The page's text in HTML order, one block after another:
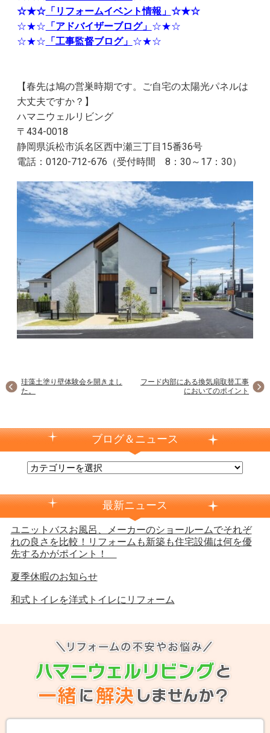
☆★☆「リフォームイベント情報」 ☆★☆
☆★☆ 「アドバイザーブログ」 ☆★☆
☆★☆ 「工事監督ブログ」 ☆★☆
【春先は鳩の営巣時期です。ご自宅の太陽光パネルは
大丈夫ですか？】
ハマニウェルリビング
〒434-0018
静岡県浜松市浜名区西中瀬三丁目15番36号
電話：0120-712-676（受付時間 8：30～17：30）
珪藻土塗り壁体験会を開きまし
た。
フード内部にある換気扇取替工事
においてのポイント
ブログ＆ニュース
最新ニュース
ユニットバスお風呂、メーカーのショールームでそれぞ
れの良さを比較！リフォームも新築も住宅設備は何を優
先するかがポイント！
夏季休暇のお知らせ
和式トイレを洋式トイレにリフォーム